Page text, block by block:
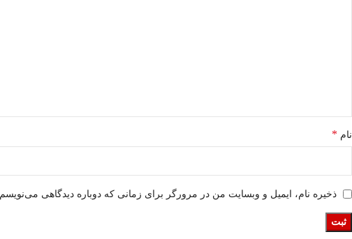
نام *
ذخیره نام، ایمیل و وبسایت من در مرورگر برای زمانی که دوباره دیدگاهی می‌نویسم.